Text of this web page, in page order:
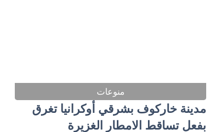
منوعات
مدينة خاركوف بشرقي أوكرانيا تغرق
بفعل تساقط الامطار الغزيرة